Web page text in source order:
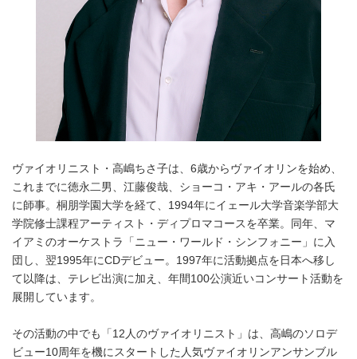
ヴァイオリニスト・高嶋ちさ子は、6歳からヴァイオリンを始め、
これまでに徳永二男、江藤俊哉、ショーコ・アキ・アールの各氏
に師事。桐朋学園大学を経て、1994年にイェール大学音楽学部大
学院修士課程アーティスト・ディプロマコースを卒業。同年、マ
イアミのオーケストラ「ニュー・ワールド・シンフォニー」に入
団し、翌1995年にCDデビュー。1997年に活動拠点を日本へ移し
て以降は、テレビ出演に加え、年間100公演近いコンサート活動を
展開しています。
その活動の中でも「12人のヴァイオリニスト」は、高嶋のソロデ
ビュー10周年を機にスタートした人気ヴァイオリンアンサンブル